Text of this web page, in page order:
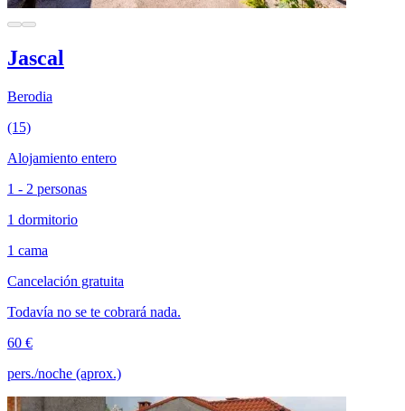
Jascal
Berodia
(15)
Alojamiento entero
1 - 2 personas
1 dormitorio
1 cama
Cancelación gratuita
Todavía no se te cobrará nada.
60 €
pers./noche (aprox.)